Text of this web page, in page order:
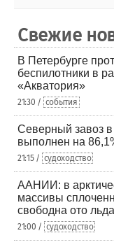
Свежие
В Петербурге
беспилотники в
«Акватория»
21:30 / события
Северный завоз
выполнен на
21:15 / судоходство
ААНИИ: в
массивы
свободна ото льда
21:00 / судоходство